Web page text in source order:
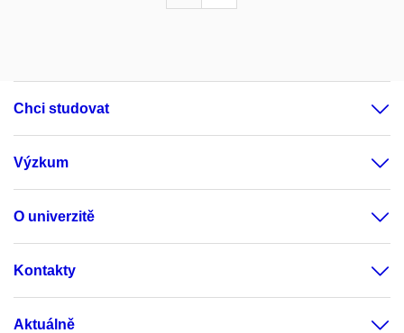
Chci studovat
Výzkum
O univerzitě
Kontakty
Aktuálně